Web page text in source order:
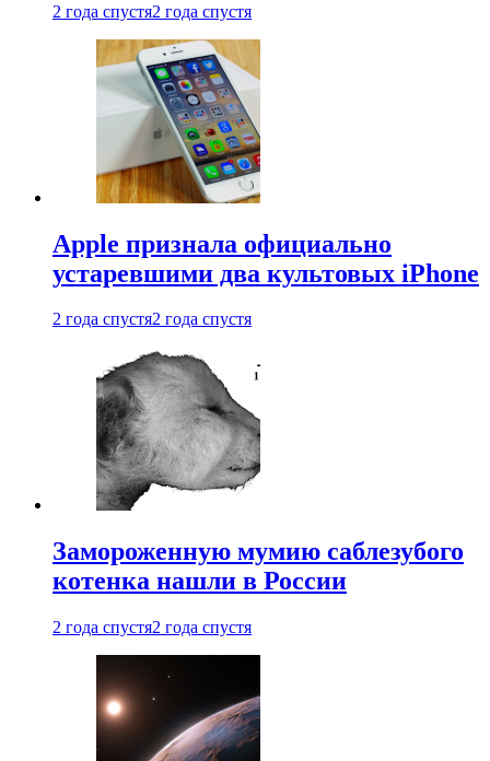
2 года спустя2 года спустя
Apple признала официально
устаревшими два культовых iPhone
2 года спустя2 года спустя
Замороженную мумию саблезубого
котенка нашли в России
2 года спустя2 года спустя